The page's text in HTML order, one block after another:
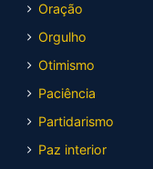
Oração
Orgulho
Otimismo
Paciência
Partidarismo
Paz interior